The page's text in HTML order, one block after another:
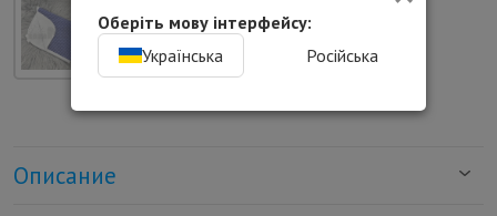
Описание
Оберіть мову інтерфейсу:
Українська
Російська